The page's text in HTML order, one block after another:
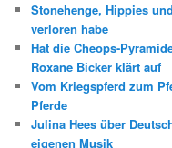
Stonehenge, Hippies
verloren habe
Hat die Cheops-
Roxane Bicker klärt auf
Vom Kriegspferd zum
Pferde
Julina Hees über
eigenen Musik